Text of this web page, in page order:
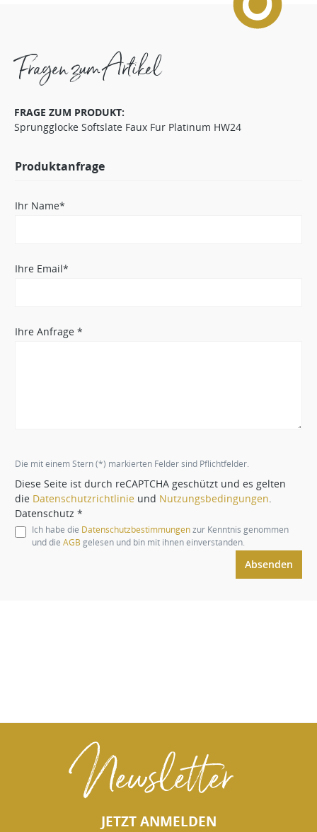
Fragen zum Artikel
FRAGE ZUM PRODUKT:
Sprungglocke Softslate Faux Fur Platinum HW24
Produktanfrage
Ihr Name*
Ihre Email*
Ihre Anfrage *
Die mit einem Stern (*) markierten Felder sind Pflichtfelder.
Diese Seite ist durch reCAPTCHA geschützt und es gelten
die Datenschutzrichtlinie und Nutzungsbedingungen
Datenschutz *
Ich habe die Datenschutzbestimmungenzur Kenntnis genommen
und die AGB gelesen und bin mit ihnen einverstanden.
Absenden
Newsletter
JETZT ANMELDEN